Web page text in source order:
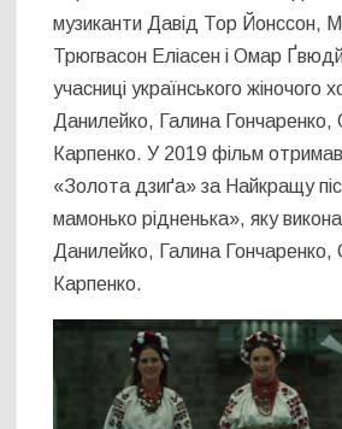
музиканти Давід Тор Йонссон,
Трюгвасон Еліасен і Омар
учасниці українського жіночого
Данилейко, Галина Гончаренко,
Карпенко. У 2019 фільм
«Золота дзиґа» за Найкращу
мамонько рідненька», яку
Данилейко, Галина Гончаренко,
Карпенко.